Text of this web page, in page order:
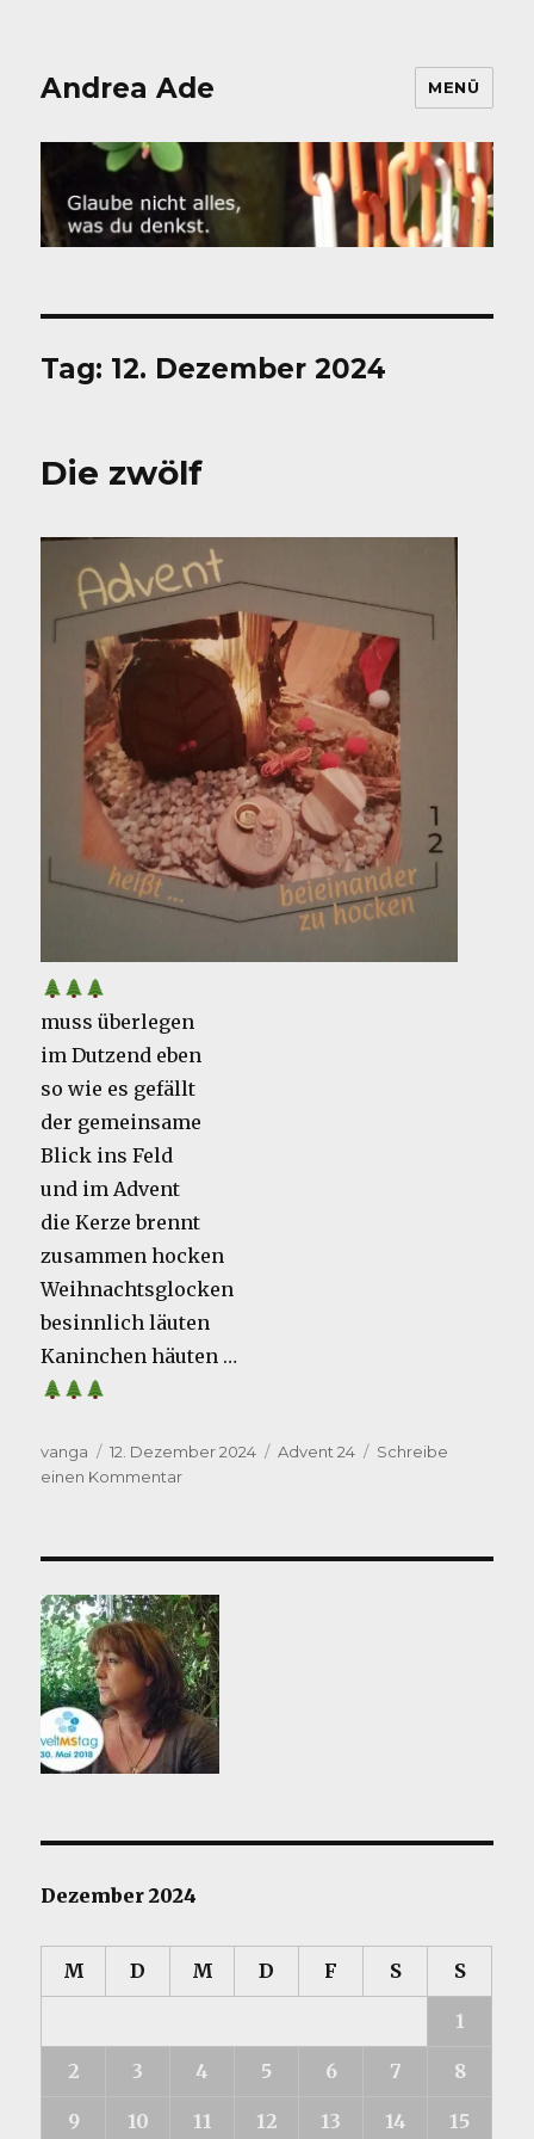
Andrea Ade MENÜ
Tag: 12. Dezember 2024
Die zwölf
muss überlegen
im Dutzend eben
so wie es gefällt
der gemeinsame
Blick ins Feld
und im Advent
die Kerze brennt
zusammen hocken
Weihnachtsglocken
besinnlich läuten
Kaninchen häuten …
Autor
vanga
Veröffentlicht
am
12. Dezember 2024 Kategorien
Advent 24
Schreibe
einen Kommentarzu
Dezember 2024
M D M D F S S
1
2 3 4 5 6 7 8
9 10 11 12 13 14 15